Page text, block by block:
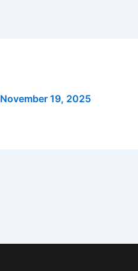
November 19, 2025